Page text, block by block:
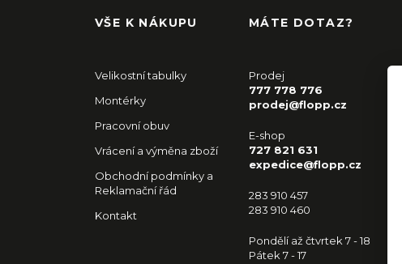
VŠE K NÁKUPU
Velikostní tabulky
Montérky
Pracovní obuv
Vrácení a výměna zboží
Obchodní podmínky a
Reklamační řád
Kontakt
MÁTE DOTAZ?
Prodej
777 778 776
prodej@flopp.cz
E-shop
727 821 631
expedice@flopp.cz
283 910 457
283 910 460
Pondělí až čtvrtek 7 - 18
Pátek 7 - 17